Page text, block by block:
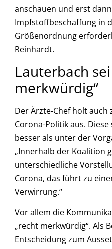
anschauen und erst
Impfstoffbeschaffung in
Größenordnung
Reinhardt.
Lauterbach
merkwürdig“
Der Ärzte-Chef holt
Corona-Politik aus.
besser als unter der
„Innerhalb der Koalition
unterschiedliche
Corona, das führt zu
Verwirrung.“
Vor allem die
„recht merkwürdig“. Als
Entscheidung zum